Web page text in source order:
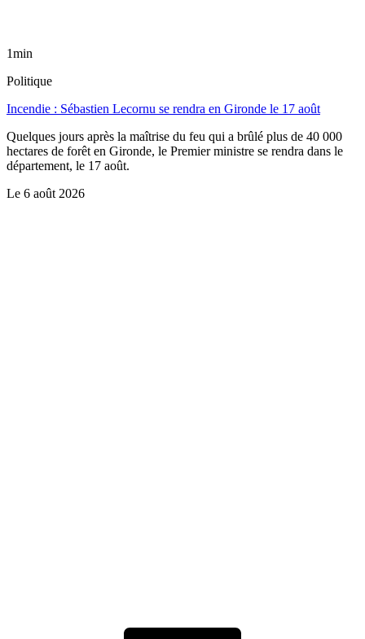
1min
Politique
Incendie : Sébastien Lecornu se rendra en Gironde le 17 août
Quelques jours après la maîtrise du feu qui a brûlé plus de 40 000
hectares de forêt en Gironde, le Premier ministre se rendra dans le
département, le 17 août.
Le 6 août 2026